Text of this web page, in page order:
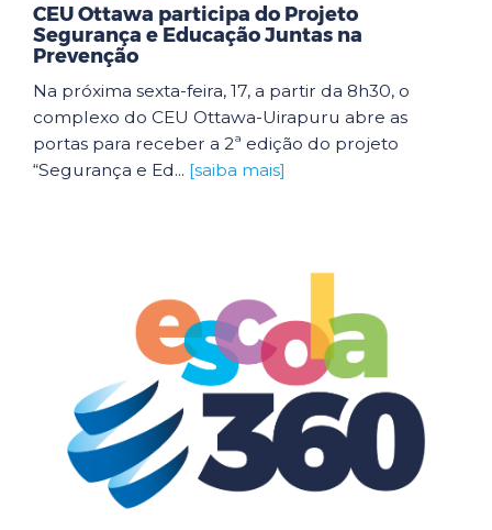
CEU Ottawa participa do Projeto
Segurança e Educação Juntas na
Prevenção
Na próxima sexta-feira, 17, a partir da 8h30, o
complexo do CEU Ottawa-Uirapuru abre as
portas para receber a 2ª edição do projeto
“Segurança e Ed... [saiba mais]